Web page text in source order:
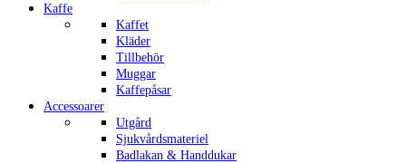
Kaffe
Kaffet
Kläder
Tillbehör
Muggar
Kaffepåsar
Accessoarer
Utgård
Sjukvårdsmateriel
Badlakan & Handdukar